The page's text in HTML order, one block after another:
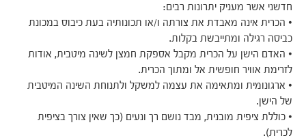
חדשני אשר מעניק יתרונות רבים:
• הכרית אינה מאבדת את צורתה ו/או תכונותיה בעת כיבוס במכונת
כביסה רגילה ומתייבשת בקלות.
• האדם הישן על הכרית מקבל אספקת חמצן לשינה מיטבית, אודות
לזרימת אוויר חופשית אל ומתוך הכרית.
• ארגונומית ומתאימה את עצמה למשקל ולתנוחת השינה המיטבית
של הישן.
• כוללת ציפית מובנית, מבד נושם רך ונעים (כך שאין צורך בציפית
לכרית).